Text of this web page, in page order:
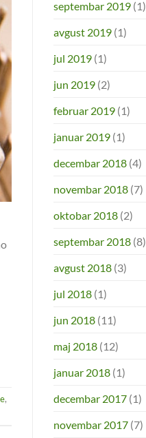
,
septembar 2019(1)
avgust 2019(1)
jul 2019(1)
jun 2019(2)
februar 2019(1)
januar 2019(1)
decembar 2018(4)
novembar 2018(7)
oktobar 2018(2)
septembar 2018(8)
avgust 2018(3)
jul 2018(1)
jun 2018(11)
maj 2018(12)
januar 2018(1)
decembar 2017(1)
novembar 2017(7)